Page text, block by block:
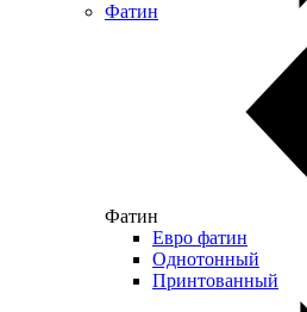
Фатин
Фатин
Евро фатин
Однотонный
Принтованный